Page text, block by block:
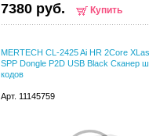
7380 руб. Купить
MERTECH CL-2425 Ai HR 2Core
SPP Dongle P2D USB Black Сканер
кодов
Арт. 11145759